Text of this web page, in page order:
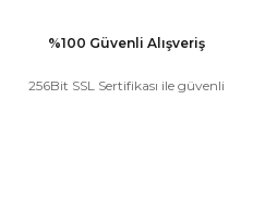
%100 Güvenli Alışveriş
256Bit SSL Sertifikası ile güvenli